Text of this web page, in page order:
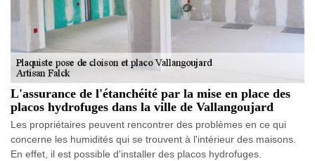
L'assurance de l'étanchéité par la mise en place des
placos hydrofuges dans la ville de Vallangoujard
Les propriétaires peuvent rencontrer des problèmes en ce qui
concerne les humidités qui se trouvent à l'intérieur des maisons.
En effet, il est possible d'installer des placos hydrofuges.